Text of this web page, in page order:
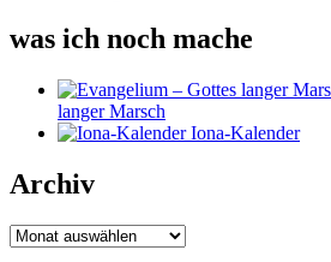
was ich noch mache
langer Marsch
Iona-Kalender
Archiv
Archiv